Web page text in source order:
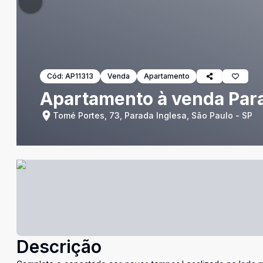
Cód: AP11313 Venda Apartamento
Apartamento à venda
Tomé Portes, 73, Parada Inglesa, São Paulo - SP
Descrição